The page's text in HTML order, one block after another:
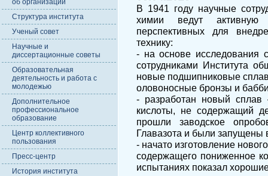
об организации
Структура института
Ученый совет
Научные и
диссертационные советы
Образовательная
деятельность и работа с
молодежью
Дополнительное
профессиональное
образование
Центр коллективного
пользования
Пресс-центр
История института
В 1941 году научные
химии ведут активную
перспективных для
технику:
- на основе исследования
сотрудниками Института
новые подшипниковые
оловоносные бронзы и
- разработан новый сплав
кислоты, не содержащий
прошли заводское
Главазота и были запущены
- начато изготовление
содержащего пониженное
испытаниях показал